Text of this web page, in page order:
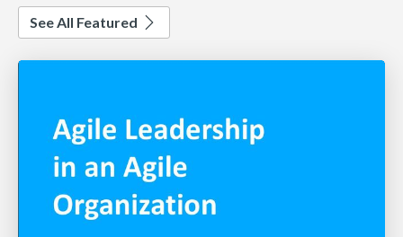
See All Featured